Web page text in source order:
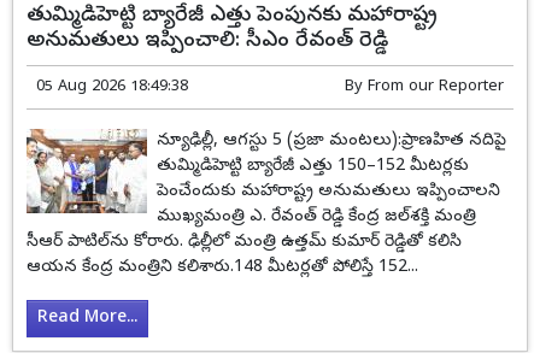
తుమ్మిడిహెట్టి బ్యారేజీ ఎత్తు పెంపునకు మహారాష్ట్ర
అనుమతులు ఇప్పించాలి: సీఎం రేవంత్ రెడ్డి
05 Aug 2026 18:49:38 By From our Reporter
న్యూఢిల్లీ, ఆగస్టు 5 (ప్రజా మంటలు):ప్రాణహిత నదిపై
తుమ్మిడిహెట్టి బ్యారేజీ ఎత్తు 150–152 మీటర్లకు
పెంచేందుకు మహారాష్ట్ర అనుమతులు ఇప్పించాలని
ముఖ్యమంత్రి ఎ. రేవంత్ రెడ్డి కేంద్ర జల్‌శక్తి మంత్రి
సీఆర్ పాటిల్‌ను కోరారు. ఢిల్లీలో మంత్రి ఉత్తమ్ కుమార్ రెడ్డితో కలిసి
ఆయన కేంద్ర మంత్రిని కలిశారు.148 మీటర్లతో పోలిస్తే 152...
Read More...